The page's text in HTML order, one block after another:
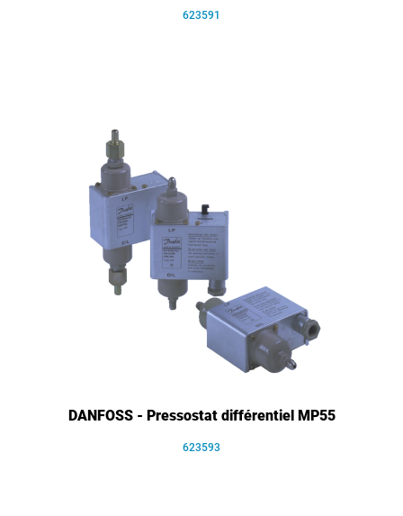
623591
DANFOSS - Pressostat différentiel MP55
623593